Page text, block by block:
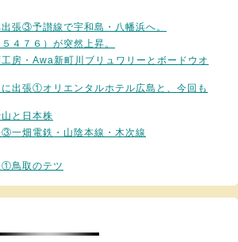
張③予讃線で宇和島・八幡浜へ。
４７６）が突然上昇。
房・Awa新町川ブリュワリーとボードウオ
出張①オリエンタルホテル広島と、今回も
と日本株
一畑電鉄・山陰本線・木次線
①鳥取のテツ